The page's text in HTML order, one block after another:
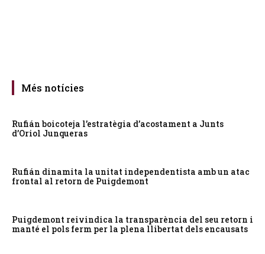
Més notícies
Rufián boicoteja l’estratègia d’acostament a Junts
d’Oriol Junqueras
Rufián dinamita la unitat independentista amb un atac
frontal al retorn de Puigdemont
Puigdemont reivindica la transparència del seu retorn i
manté el pols ferm per la plena llibertat dels encausats